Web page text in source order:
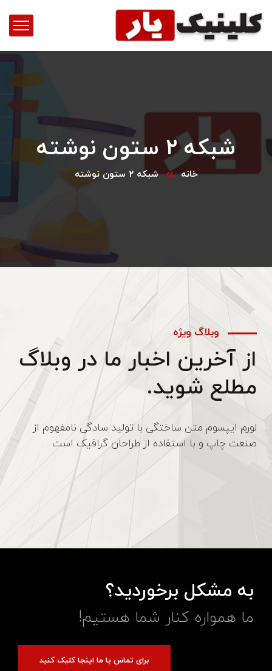
شبکه ۲ ستون نوشته
خانه شبکه ۲ ستون نوشته
وبلاگ ویژه
از آخرین اخبار ما در وبلاگ
مطلع شوید.
لورم ایپسوم متن ساختگی با تولید سادگی نامفهوم از
صنعت چاپ و با استفاده از طراحان گرافیک است
به مشکل برخوردید؟
ما همواره کنار شما هستیم!
برای تماس با ما اینجا کلیک کنید